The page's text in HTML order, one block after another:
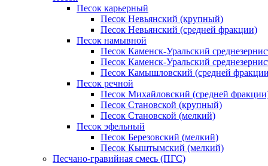
Песок карьерный
Песок Невьянский (крупный)
Песок Невьянский (средней фракции)
Песок намывной
Песок Каменск-Уральский
Песок Каменск-Уральский
Песок Камышловский (средней
Песок речной
Песок Михайловский (средней
Песок Становской (крупный)
Песок Становской (мелкий)
Песок эфельный
Песок Березовский (мелкий)
Песок Кыштымский (мелкий)
Песчано-гравийная смесь (ПГС)